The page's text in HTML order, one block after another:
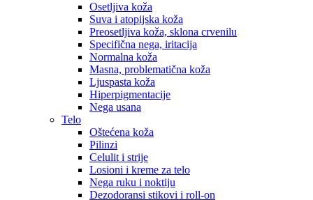
Osetljiva koža
Suva i atopijska koža
Preosetljiva koža, sklona crvenilu
Specifična nega, iritacija
Normalna koža
Masna, problematična koža
Ljuspasta koža
Hiperpigmentacije
Nega usana
Telo
Oštećena koža
Pilinzi
Celulit i strije
Losioni i kreme za telo
Nega ruku i noktiju
Dezodoransi stikovi i roll-on